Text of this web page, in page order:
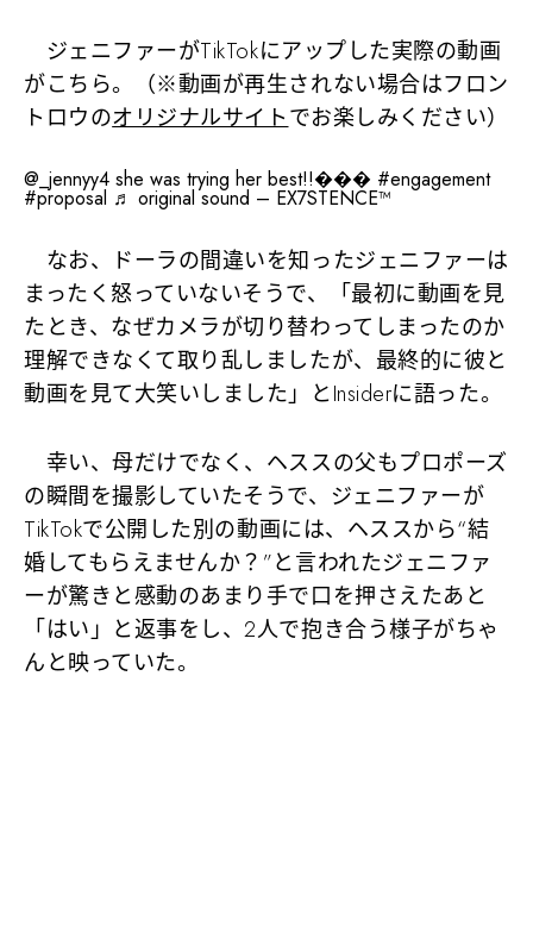
ジェニファーがTikTokにアップした実際の動画
がこちら。（※動画が再生されない場合はフロン
トロウのオリジナルサイトでお楽しみください）
@_jennyy4 she was trying her best!!��� #engagement
#proposal ♬ original sound – EX7STENCE™
なお、ドーラの間違いを知ったジェニファーは
まったく怒っていないそうで、「最初に動画を見
たとき、なぜカメラが切り替わってしまったのか
理解できなくて取り乱しましたが、最終的に彼と
動画を見て大笑いしました」とInsiderに語った。
幸い、母だけでなく、ヘススの父もプロポーズ
の瞬間を撮影していたそうで、ジェニファーが
TikTokで公開した別の動画には、ヘススから“結
婚してもらえませんか？”と言われたジェニファ
ーが驚きと感動のあまり手で口を押さえたあと
「はい」と返事をし、2人で抱き合う様子がちゃ
んと映っていた。